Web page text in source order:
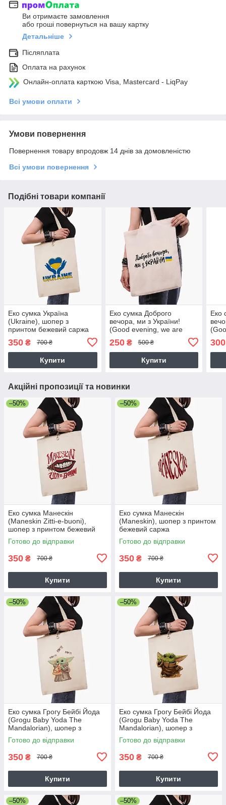
Ви отримаєте замовлення
або гроші повернуться на вашу картку
Детальніше
Післяплата
Оплата на рахунок
Онлайн-оплата карткою Visa, Mastercard - LiqPay
Всі умови оплати
Умови повернення
Повернення товару впродовж 14 днів за домовленістю
Всі умови повернення
Подібні товари компанії
Еко сумка Україна
(Ukraine), шопер з
принтом бежевий саржа
350 ₴ 700 ₴
Купити
Еко сумка Доброго
вечора, ми з України!
(Good evening, we are
канвас з принтом
250₴ 500 ₴
Купити
Еко
300
Акційні пропозиції та новинки
–50%
Еко сумка Манескін
(Maneskin Zitti-e-buoni),
шопер з принтом бежевий
саржа
Готово до відправки
350 ₴ 700 ₴
Купити
–50%
Еко сумка Манескін
(Maneskin), шопер з принтом
бежевий саржа
Готово до відправки
350 ₴ 700 ₴
Купити
–50%
Еко сумка Грогу Бейбі Йода
(Grogu Baby Yoda The
Mandalorian), шопер з
принтом бежевий саржа
Готово до відправки
350 ₴ 700 ₴
Купити
–50%
Еко сумка Грогу Бейбі Йода
(Grogu Baby Yoda The
Mandalorian), шопер з
принтом бежевий саржа
Готово до відправки
350 ₴ 700 ₴
Купити
–50% –50%